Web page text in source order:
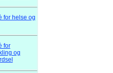
for helse og
for
og